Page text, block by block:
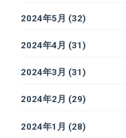
2024年5月 (32)
2024年4月 (31)
2024年3月 (31)
2024年2月 (29)
2024年1月 (28)